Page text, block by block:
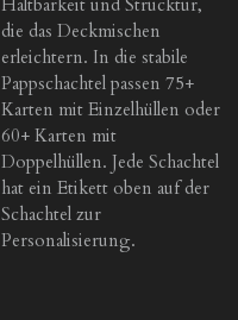
die das Deckmischen
erleichtern. In die stabile
Pappschachtel passen 75+
Karten mit Einzelhüllen oder
60+ Karten mit
Doppelhüllen. Jede Schachtel
hat ein Etikett oben auf der
Schachtel zur
Personalisierung.